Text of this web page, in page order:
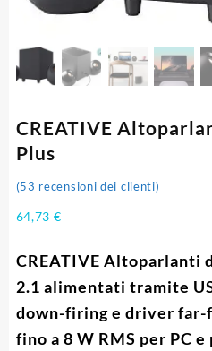
CREATIVE
Plus
(53 recensioni dei clienti)
64,73 €
CREATIVE Altoparlanti
2.1 alimentati tramite
down-firing e driver
fino a 8 W RMS per PC